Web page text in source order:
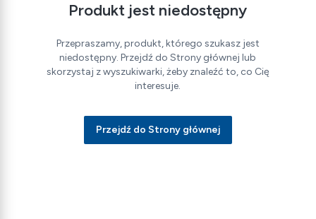
Produkt jest niedostępny
Przepraszamy, produkt, którego szukasz jest
niedostępny. Przejdź do Strony głównej lub
skorzystaj z wyszukiwarki, żeby znaleźć to, co Cię
interesuje.
Przejdź do Strony głównej